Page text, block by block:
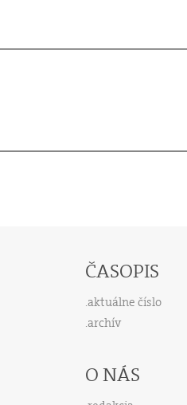
ČASOPIS
aktuálne číslo
archív
O NÁS